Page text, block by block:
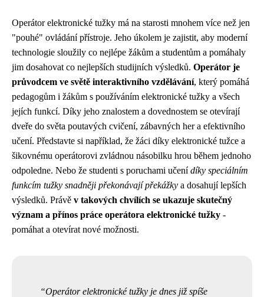
Operátor elektronické tužky má na starosti mnohem více než jen
"pouhé" ovládání přístroje. Jeho úkolem je zajistit, aby moderní
technologie sloužily co nejlépe žákům a studentům a pomáhaly
jim dosahovat co nejlepších studijních výsledků. Operátor je
průvodcem ve světě interaktivního vzdělávání, který pomáhá
pedagogům i žákům s používáním elektronické tužky a všech
jejích funkcí. Díky jeho znalostem a dovednostem se otevírají
dveře do světa poutavých cvičení, zábavných her a efektivního
učení. Představte si například, že žáci díky elektronické tužce a
šikovnému operátorovi zvládnou násobilku hrou během jednoho
odpoledne. Nebo že studenti s poruchami učenídíky speciálním
funkcím tužky snadněji překonávají překážky a dosahují lepších
výsledků. Právě v takových chvílích se ukazuje skutečný
význam a přínos práce operátora elektronické tužky -
pomáhat a otevírat nové možnosti.
Operátor elektronické tužky je dnes již spíše